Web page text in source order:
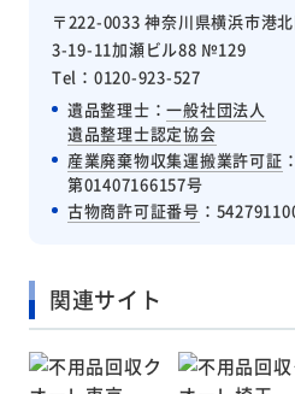
〒222-0033 神奈川県横浜市港
3-19-11加瀬ビル88 №129
Tel：0120-923-527
遺品整理士：一般社団法人
遺品整理士認定協会
産業廃棄物収集運搬業許可証 ：
第01407166157号
古物商許可証番号 ：
関連サイト